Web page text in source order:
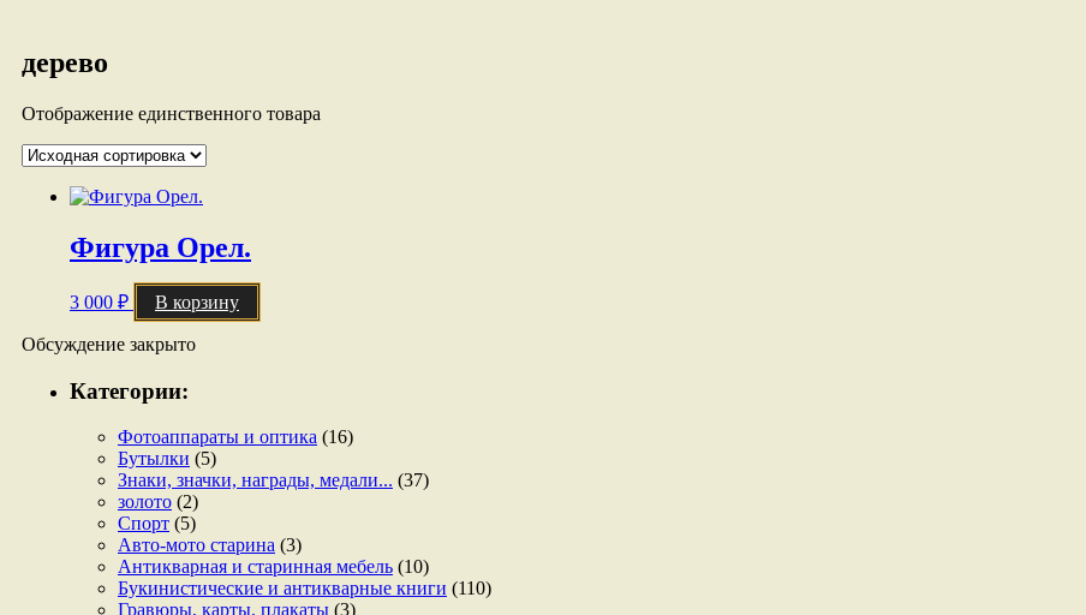
дерево
Отображение единственного товара
Фигура Орел.
3 000 ₽ В корзину
Обсуждение закрыто
Категории:
Фотоаппараты и оптика (16)
Бутылки (5)
Знаки, значки, награды, медали... (37)
золото (2)
Спорт (5)
Авто-мото старина (3)
Антикварная и старинная мебель (10)
Букинистические и антикварные книги (110)
Гравюры, карты, плакаты (3)